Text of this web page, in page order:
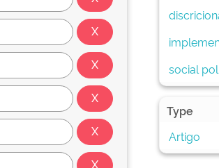
social
Type
Artigo